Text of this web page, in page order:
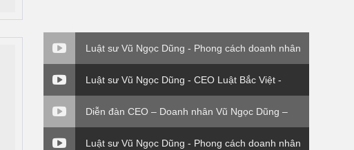
Luật sư Vũ Ngọc Dũng - Phong cách doanh nhân
Luật sư Vũ Ngọc Dũng - CEO Luật Bắc Việt -
Đinh giá thương hiệu
Diễn đàn CEO – Doanh nhân Vũ Ngọc Dũng –
Phần 4
Luật sư Vũ Ngọc Dũng - Phong cách doanh nhân